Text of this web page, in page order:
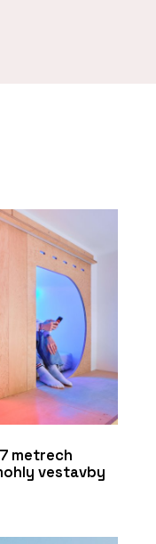
metrech
vestavby